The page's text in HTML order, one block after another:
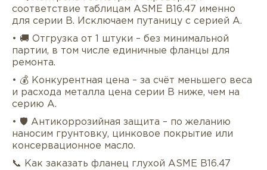
соответствие таблицам ASME B16.47 именно
для серии B. Исключаем путаницу с серией A.
• 🚚 Отгрузка от 1 штуки – без минимальной
партии, в том числе единичные фланцы для
ремонта.
• 💰 Конкурентная цена – за счёт меньшего веса
и расхода металла цена серии B ниже, чем на
серию A.
• 🛡 Антикоррозийная защита – по желанию
наносим грунтовку, цинковое покрытие или
консервационное масло.
📞 Как заказать фланец глухой ASME B16.47